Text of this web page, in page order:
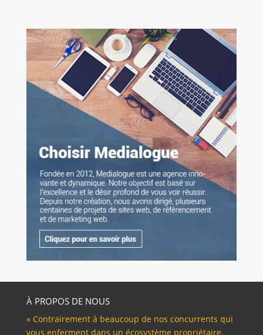
À PROPOS DE NOUS
« Contrairement à beaucoup de nos concurrents qui
vous enferment dans un écosystème propriétaire,